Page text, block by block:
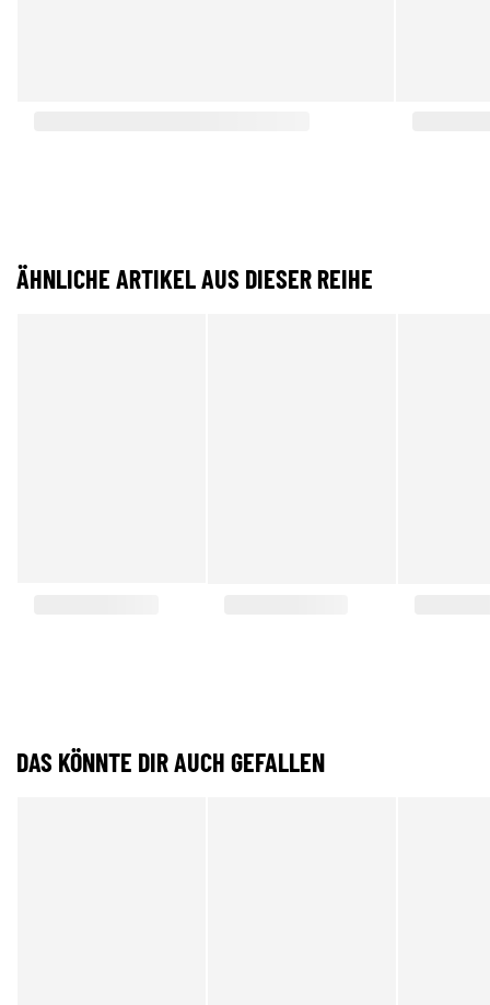
ÄHNLICHE ARTIKEL AUS DIESER REIHE
DAS KÖNNTE DIR AUCH GEFALLEN